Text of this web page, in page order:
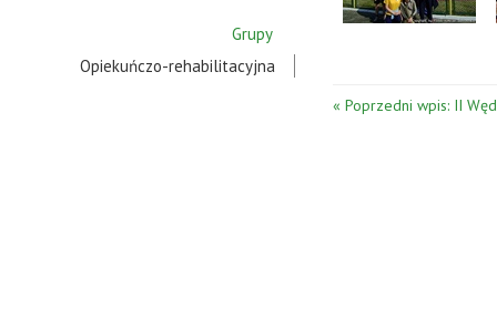
Grupy
Opiekuńczo-rehabilitacyjna
« Poprzedni wpis: II